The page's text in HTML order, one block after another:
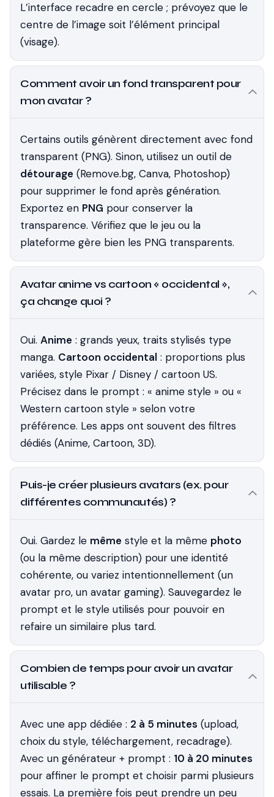
L’interface recadre en cercle ; prévoyez que le
centre de l’image soit l’élément principal
(visage).
Comment avoir un fond transparent pour
mon avatar ?
Certains outils génèrent directement avec fond
transparent (PNG). Sinon, utilisez un outil de
détourage (Remove.bg, Canva, Photoshop)
pour supprimer le fond après génération.
Exportez en PNG pour conserver la
transparence. Vérifiez que le jeu ou la
plateforme gère bien les PNG transparents.
Avatar anime vs cartoon « occidental »,
ça change quoi ?
Oui. Anime : grands yeux, traits stylisés type
manga. Cartoon occidental : proportions plus
variées, style Pixar / Disney / cartoon US.
Précisez dans le prompt : « anime style » ou «
Western cartoon style » selon votre
préférence. Les apps ont souvent des filtres
dédiés (Anime, Cartoon, 3D).
Puis-je créer plusieurs avatars (ex. pour
différentes communautés) ?
Oui. Gardez le même style et la même photo
(ou la même description) pour une identité
cohérente, ou variez intentionnellement (un
avatar pro, un avatar gaming). Sauvegardez le
prompt et le style utilisés pour pouvoir en
refaire un similaire plus tard.
Combien de temps pour avoir un avatar
utilisable ?
Avec une app dédiée : 2 à 5 minutes (upload,
choix du style, téléchargement, recadrage).
Avec un générateur + prompt : 10 à 20 minutes
pour affiner le prompt et choisir parmi plusieurs
essais. La première fois peut prendre un peu